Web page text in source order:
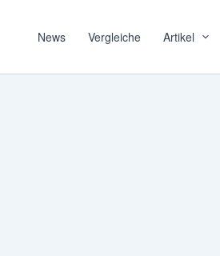
News Vergleiche Artikel